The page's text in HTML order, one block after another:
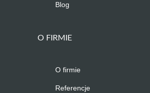
Blog
O FIRMIE
O firmie
Referencje